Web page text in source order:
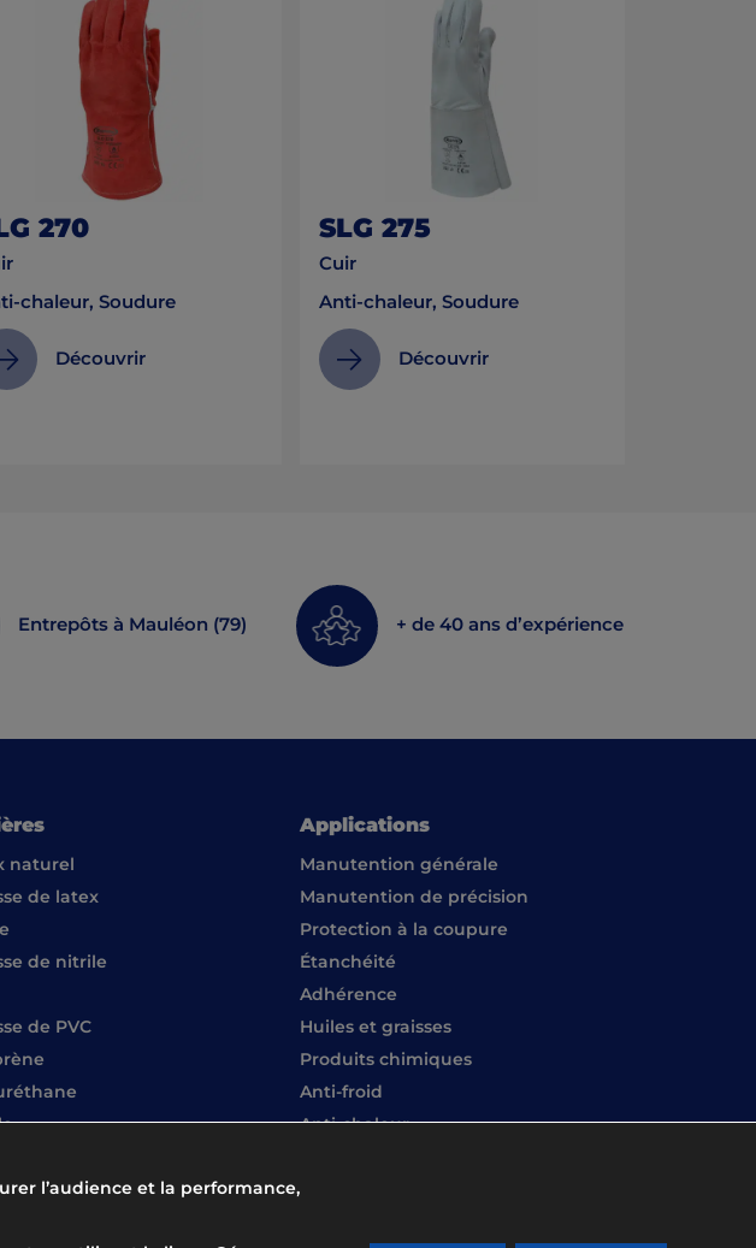
270
chaleur, Soudure
Découvrir
SLG 275
Cuir
Anti-chaleur, Soudure
Découvrir
Entrepôts à Mauléon (79) + de 40 ans d’expérience
naturel
de latex
de nitrile
de PVC
Applications
Manutention générale
Manutention de précision
Protection à la coupure
Étanchéité
Adhérence
Huiles et graisses
Produits chimiques
Anti-froid
Anti-chaleur
Lavage des mains
l’audience et la performance,